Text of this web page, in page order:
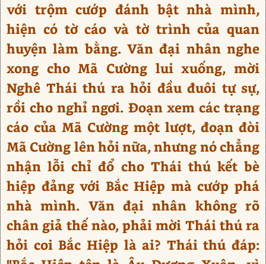
với trộm cướp đánh bật nhà mình,
hiện có tờ cáo và tờ trình của quan
huyện làm bằng. Văn đại nhân nghe
xong cho Mã Cường lui xuống, mời
Nghê Thái thú ra hỏi đầu đuôi tự sự,
rồi cho nghỉ ngơi. Đoạn xem các trạng
cáo của Mã Cường một lượt, đoạn đòi
Mã Cường lên hỏi nữa, nhưng nó chẳng
nhận lỗi chỉ đổ cho Thái thú kết bè
hiệp đảng với Bắc Hiệp mà cướp phá
nhà mình. Văn đại nhân không rõ
chân giả thế nào, phải mời Thái thú ra
hỏi coi Bắc Hiệp là ai? Thái thú đáp: